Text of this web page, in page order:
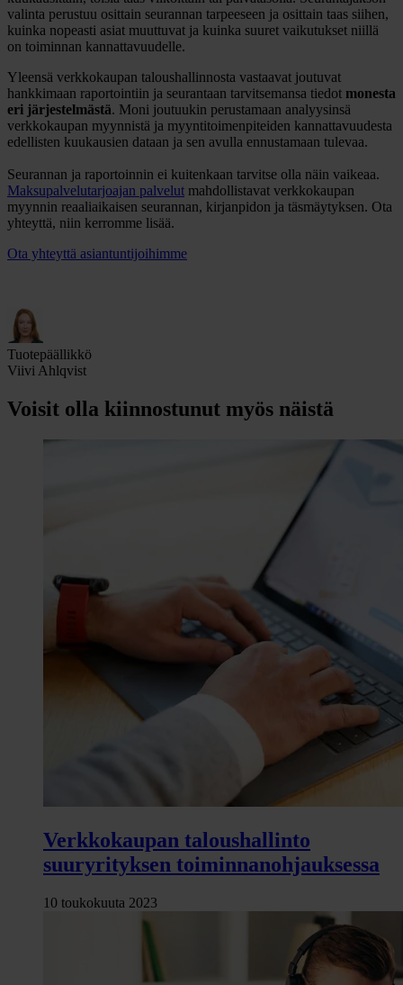
valinta perustuu osittain seurannan tarpeeseen ja osittain taas siihen,
kuinka nopeasti asiat muuttuvat ja kuinka suuret vaikutukset niillä
on toiminnan kannattavuudelle.
Yleensä verkkokaupan taloushallinnosta vastaavat joutuvat
hankkimaan raportointiin ja seurantaan tarvitsemansa tiedot monesta
eri järjestelmästä. Moni joutuukin perustamaan analyysinsä
verkkokaupan myynnistä ja myyntitoimenpiteiden kannattavuudesta
edellisten kuukausien dataan ja sen avulla ennustamaan tulevaa.
Seurannan ja raportoinnin ei kuitenkaan tarvitse olla näin vaikeaa.
Maksupalvelutarjoajan palvelut mahdollistavat verkkokaupan
myynnin reaaliaikaisen seurannan, kirjanpidon ja täsmäytyksen. Ota
yhteyttä, niin kerromme lisää.
Ota yhteyttä asiantuntijoihimme
Tuotepäällikkö
Viivi Ahlqvist
Voisit olla kiinnostunut myös näistä
Verkkokaupan taloushallinto
suuryrityksen toiminnanohjauksessa
10 toukokuuta 2023